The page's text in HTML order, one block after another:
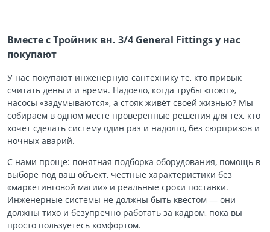
Вместе с Тройник вн. 3/4 General Fittings у нас
покупают
У нас покупают инженерную сантехнику те, кто привык
считать деньги и время. Надоело, когда трубы «поют»,
насосы «задумываются», а стояк живёт своей жизнью? Мы
собираем в одном месте проверенные решения для тех, кто
хочет сделать систему один раз и надолго, без сюрпризов и
ночных аварий.
С нами проще: понятная подборка оборудования, помощь в
выборе под ваш объект, честные характеристики без
«маркетинговой магии» и реальные сроки поставки.
Инженерные системы не должны быть квестом — они
должны тихо и безупречно работать за кадром, пока вы
просто пользуетесь комфортом.